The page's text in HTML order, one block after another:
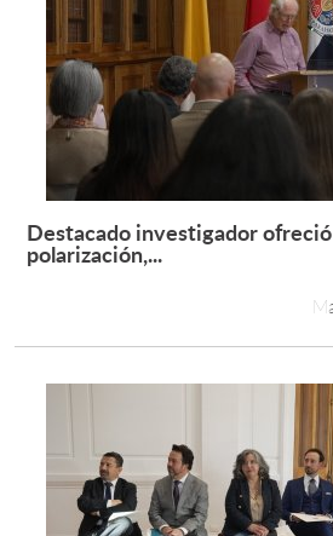
Destacado investigador
polarización,...